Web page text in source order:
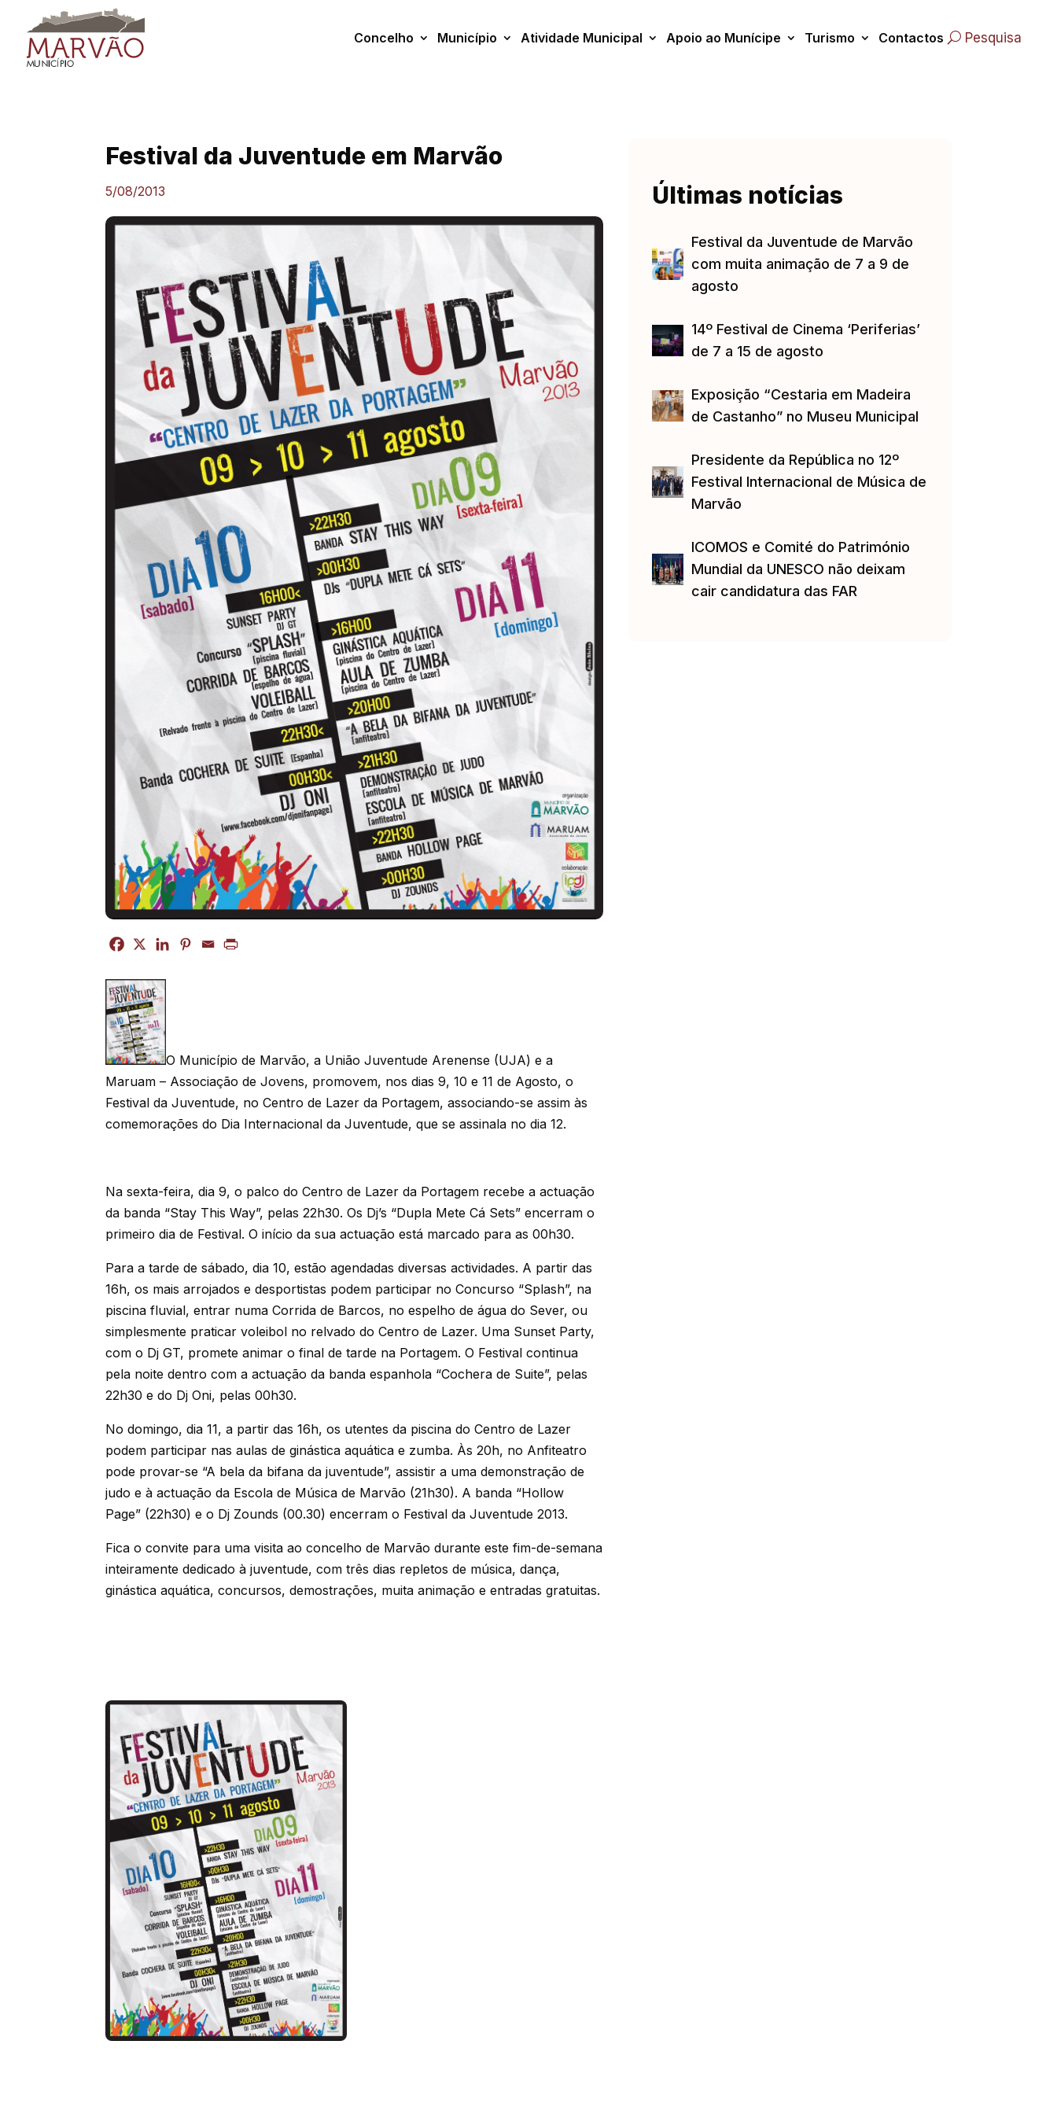
content
Concelho Município Atividade Municipal Apoio ao Munícipe Turismo Contactos Pesquisa
Festival da Juventude em Marvão
5/08/2013
O Município de Marvão, a União Juventude Arenense (UJA) e a
Maruam – Associação de Jovens, promovem, nos dias 9, 10 e 11 de Agosto, o
Festival da Juventude, no Centro de Lazer da Portagem, associando-se assim às
comemorações do Dia Internacional da Juventude, que se assinala no dia 12.
Na sexta-feira, dia 9, o palco do Centro de Lazer da Portagem recebe a actuação
da banda “Stay This Way”, pelas 22h30. Os Dj’s “Dupla Mete Cá Sets” encerram o
primeiro dia de Festival. O início da sua actuação está marcado para as 00h30.
Para a tarde de sábado, dia 10, estão agendadas diversas actividades. A partir das
16h, os mais arrojados e desportistas podem participar no Concurso “Splash”, na
piscina fluvial, entrar numa Corrida de Barcos, no espelho de água do Sever, ou
simplesmente praticar voleibol no relvado do Centro de Lazer. Uma Sunset Party,
com o Dj GT, promete animar o final de tarde na Portagem. O Festival continua
pela noite dentro com a actuação da banda espanhola “Cochera de Suite”, pelas
22h30 e do Dj Oni, pelas 00h30.
No domingo, dia 11, a partir das 16h, os utentes da piscina do Centro de Lazer
podem participar nas aulas de ginástica aquática e zumba. Às 20h, no Anfiteatro
pode provar-se “A bela da bifana da juventude”, assistir a uma demonstração de
judo e à actuação da Escola de Música de Marvão (21h30). A banda “Hollow
Page” (22h30) e o Dj Zounds (00.30) encerram o Festival da Juventude 2013.
Fica o convite para uma visita ao concelho de Marvão durante este fim-de-semana
inteiramente dedicado à juventude, com três dias repletos de música, dança,
ginástica aquática, concursos, demostrações, muita animação e entradas gratuitas.
Últimas notícias
Festival da Juventude de Marvão
com muita animação de 7 a 9 de
agosto
14º Festival de Cinema ‘Periferias’
de 7 a 15 de agosto
Exposição “Cestaria em Madeira
de Castanho” no Museu Municipal
Presidente da República no 12º
Festival Internacional de Música de
Marvão
ICOMOS e Comité do Património
Mundial da UNESCO não deixam
cair candidatura das FAR